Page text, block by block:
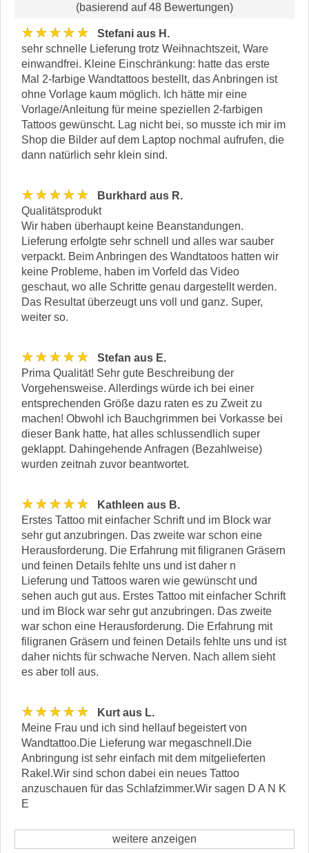
(basierend auf 48 Bewertungen)
★★★★★
Stefani aus H.
sehr schnelle Lieferung trotz Weihnachtszeit, Ware
einwandfrei. Kleine Einschränkung: hatte das erste
Mal 2-farbige Wandtattoos bestellt, das Anbringen ist
ohne Vorlage kaum möglich. Ich hätte mir eine
Vorlage/Anleitung für meine speziellen 2-farbigen
Tattoos gewünscht. Lag nicht bei, so musste ich mir im
Shop die Bilder auf dem Laptop nochmal aufrufen, die
dann natürlich sehr klein sind.
★★★★★
Burkhard aus R.
Qualitätsprodukt
Wir haben überhaupt keine Beanstandungen.
Lieferung erfolgte sehr schnell und alles war sauber
verpackt. Beim Anbringen des Wandtatoos hatten wir
keine Probleme, haben im Vorfeld das Video
geschaut, wo alle Schritte genau dargestellt werden.
Das Resultat überzeugt uns voll und ganz. Super,
weiter so.
★★★★★
Stefan aus E.
Prima Qualität! Sehr gute Beschreibung der
Vorgehensweise. Allerdings würde ich bei einer
entsprechenden Größe dazu raten es zu Zweit zu
machen! Obwohl ich Bauchgrimmen bei Vorkasse bei
dieser Bank hatte, hat alles schlussendlich super
geklappt. Dahingehende Anfragen (Bezahlweise)
wurden zeitnah zuvor beantwortet.
★★★★★
Kathleen aus B.
Erstes Tattoo mit einfacher Schrift und im Block war
sehr gut anzubringen. Das zweite war schon eine
Herausforderung. Die Erfahrung mit filigranen Gräsern
und feinen Details fehlte uns und ist daher n
Lieferung und Tattoos waren wie gewünscht und
sehen auch gut aus. Erstes Tattoo mit einfacher Schrift
und im Block war sehr gut anzubringen. Das zweite
war schon eine Herausforderung. Die Erfahrung mit
filigranen Gräsern und feinen Details fehlte uns und ist
daher nichts für schwache Nerven. Nach allem sieht
es aber toll aus.
★★★★★
Kurt aus L.
Meine Frau und ich sind hellauf begeistert von
Wandtattoo.Die Lieferung war megaschnell.Die
Anbringung ist sehr einfach mit dem mitgelieferten
Rakel.Wir sind schon dabei ein neues Tattoo
anzuschauen für das Schlafzimmer.Wir sagen D A N K
E
weitere anzeigen